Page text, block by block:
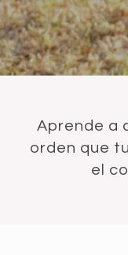
Aprende a
orden que
el